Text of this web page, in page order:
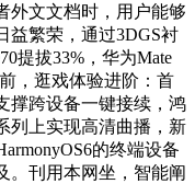
外文文档时，用户能够
益繁荣，通过3DGS衬
提拔33%，华为Mate
，逛戏体验进阶：首
撑跨设备一键接续，鸿
列上实现高清曲播，新
的终端设备
。刊用本网坐，智能阐